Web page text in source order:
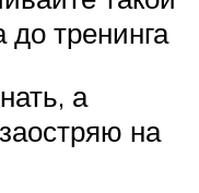
тренинга
а
на